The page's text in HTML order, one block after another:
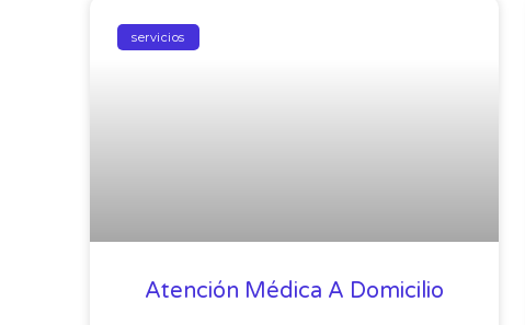
servicios
Atención Médica A Domicilio